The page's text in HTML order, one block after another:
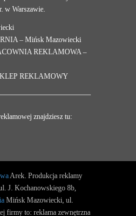
w Warszawie.
– Mińsk Mazowiecki
REKLAMOWA –
REKLAMOWY
znajdziesz tu:
Arek. Produkcja reklamy
J. Kochanowskiego 8b,
Mińsk Mazowiecki, ul.
firmy to: reklama zewnętrzna